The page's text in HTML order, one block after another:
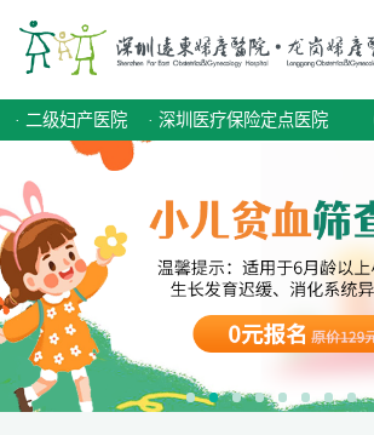
· 二级妇产医院 · 深圳医疗保险定点医院